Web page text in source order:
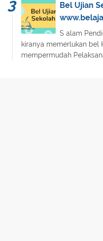
Bel Ujian
S alam
kiranya memerlukan bel
mempermudah